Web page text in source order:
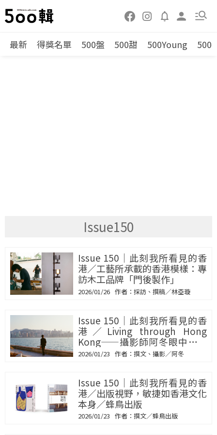
最新 得獎名單 500盤 500甜 500Young 500
Issue150
Issue 150｜此刻我所看見的香
港／工藝所承載的香港模樣：專
訪木工品牌「門後製作」
2026/01/26 採訪、撰稿／林亞璇
Issue 150｜此刻我所看見的香
港／Living through Hong
Kong——攝影師阿冬眼中的香
港
2026/01/23 撰文、攝影／阿冬
Issue 150｜此刻我所看見的香
港／出版視野，敏捷如香港文化
本身／蜂鳥出版
2026/01/23 撰文／蜂鳥出版